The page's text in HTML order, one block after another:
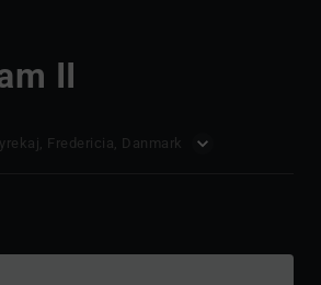
II
Fredericia, Danmark